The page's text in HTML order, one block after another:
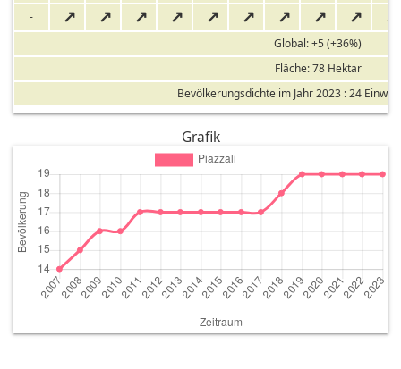
-
↗ ↗ ↗ ↗ ↗ ↗ ↗ ↗ ↗ ↗
Global: +5 (+36%)
Fläche: 78 Hektar
Bevölkerungsdichte im Jahr 2023 : 24
Grafik